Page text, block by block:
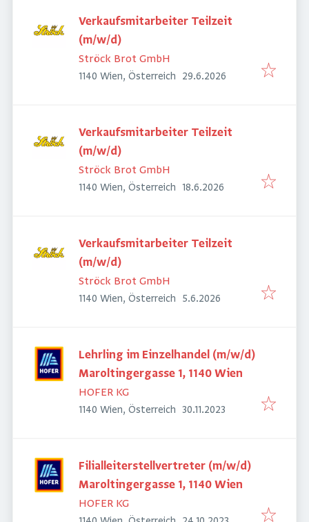
Verkaufsmitarbeiter Teilzeit
(m/w/d)
Ströck Brot GmbH
1140 Wien, Österreich Veröffentlicht
29.6.2026
Verkaufsmitarbeiter Teilzeit
(m/w/d)
Ströck Brot GmbH
1140 Wien, Österreich Veröffentlicht
18.6.2026
Verkaufsmitarbeiter Teilzeit
(m/w/d)
Ströck Brot GmbH
1140 Wien, Österreich Veröffentlicht
5.6.2026
Lehrling im Einzelhandel (m/w/d)
Maroltingergasse 1, 1140 Wien
HOFER KG
1140 Wien, Österreich Veröffentlicht
30.11.2023
Filialleiterstellvertreter (m/w/d)
Maroltingergasse 1, 1140 Wien
HOFER KG